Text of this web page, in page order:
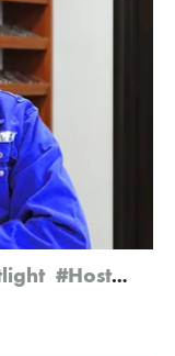
#Hostomel